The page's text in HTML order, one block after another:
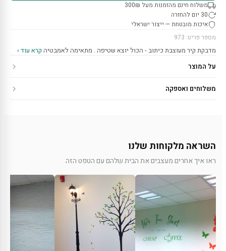
משלוח חינם מהזמנות מעל 300₪
30 יום להחזרה
איכות מובטחת — ייצור ישראלי
מספר פריט: 973
מדבקת קיר מעוצבת כיתוב - הכול יוצא שטיפה . מתאימה לאמבטיה קרא עוד ›
על המוצר
משלוחים ואספקה
השראה מלקוחות שלנו
ראו איך אחרים מעצבים את הבית שלהם עם הטפט הזה